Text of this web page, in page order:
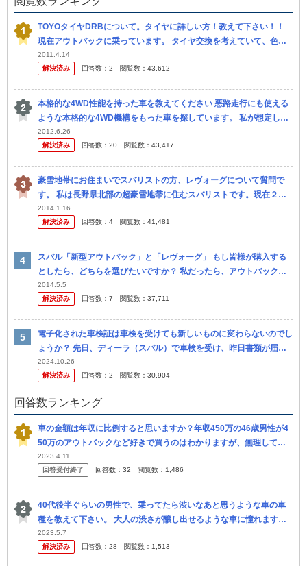
TOYOタイヤDRBについて。タイヤに詳しい方！教えて下さい！！
現在アウトバックに乗っています。 タイヤ交換を考えていて、色々
検索したのですが、TOYOタイヤのDRBが以上に安くて、ビックリ
し...
2011.4.14
解決済み
回答数： 2 閲覧数： 43,612
本格的な4WD性能を持った車を教えてください 悪路走行にも使える
ような本格的な4WD機構をもった車を探しています。 私が想定して
いる悪路は、以下のようなものです。 ・ 凹凸はそこまで大きくな
い...
2012.6.26
解決済み
回答数： 20 閲覧数： 43,417
豪雪地帯にお住まいでスバリストの方、レヴォーグについて質問で
す。 私は長野県北部の超豪雪地帯に住むスバリストです。現在２０
０７年式レガシィツーリングワゴン２．０GTを乗っていて、７年目
になったの...
2014.1.16
解決済み
回答数： 4 閲覧数： 41,481
スバル「新型アウトバック」と「レヴォーグ」 もし皆様が購入する
としたら、どちらを選びたいですか？ 私だったら、アウトバックの
ほうを選びたいですね。 レヴォーグは、インプレッサベースの日本
専用車...
2014.5.5
解決済み
回答数： 7 閲覧数： 37,711
電子化された車検証は車検を受けても新しいものに変わらないのでし
ょうか？ 先日、ディーラ（スバル）で車検を受け、昨日書類が届き
ました。 車検証について、車検に出す前に少し折れてしまっていた
箇所が...
2024.10.26
解決済み
回答数： 2 閲覧数： 30,904
回答数ランキング
車の金額は年収に比例すると思いますか？年収450万の46歳男性が4
50万のアウトバックなど好きで買うのはわかりますが、無理してる
なぁと思いますか？ アルファードやベルファイア乗ってる関東の田
舎の...
2023.4.11
回答受付終了
回答数： 32 閲覧数： 1,486
40代後半ぐらいの男性で、乗ってたら渋いなあと思うような車の車
種を教えて下さい。 大人の渋さが醸し出せるような車に憧れます。
ただ収入が低いのでそれ程高くない車を探してます。
2023.5.7
解決済み
回答数： 28 閲覧数： 1,513